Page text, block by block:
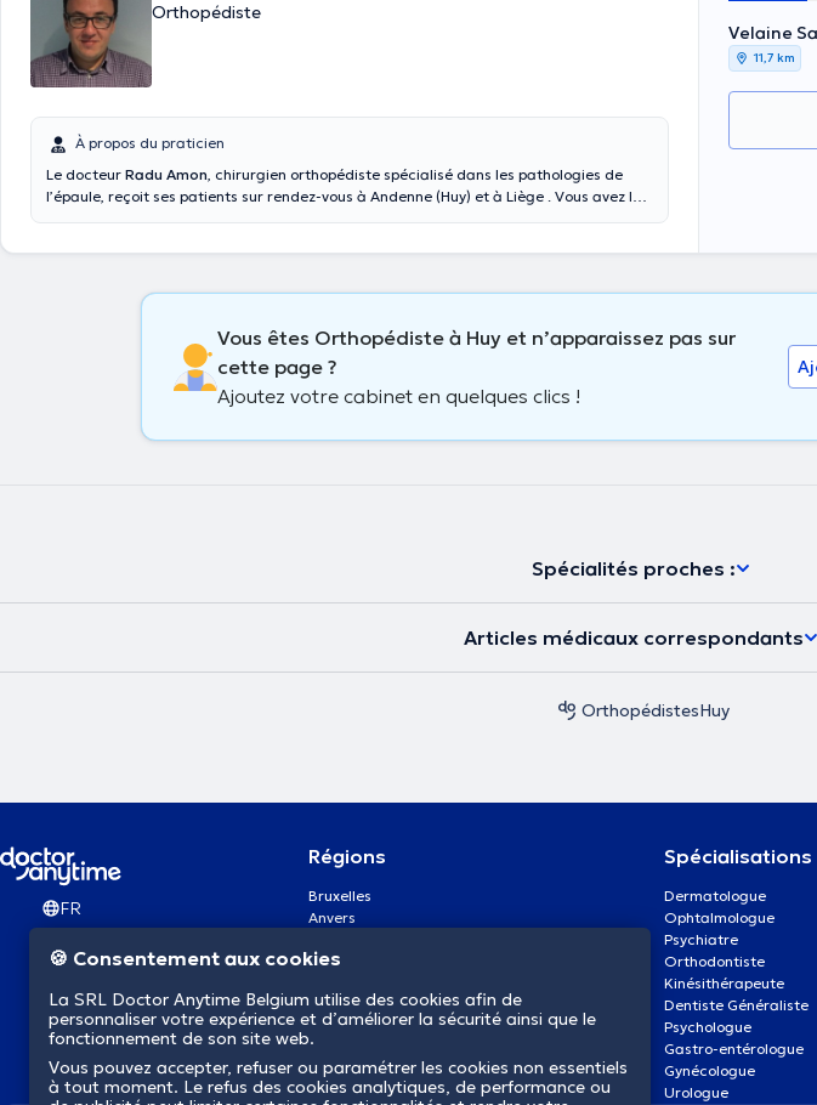
Orthopédiste
À propos du praticien
Le docteur Radu Amon, chirurgien orthopédiste spécialisé dans les pathologies de
l’épaule, reçoit ses patients sur rendez-vous à Andenne (Huy) et à Liège . Vous avez la
en français, en anglais et en roumain.
Velaine
11,7 km
Vous êtes Orthopédiste à Huy et n’apparaissez pas sur
cette page ?
Ajoutez votre cabinet en quelques clics !
Spécialités proches :
Articles médicaux correspondants
OrthopédistesHuy
FR
Régions
Bruxelles
Anvers
Charleroi
Bruges
Namur
Louvain
Mons
Aalst Flandre-Orientale
Spécialisations
Dermatologue
Ophtalmologue
Psychiatre
Orthodontiste
Kinésithérapeute
Dentiste Généraliste
Psychologue
Gastro-entérologue
Gynécologue
Urologue
🍪 Consentement aux cookies
La SRL Doctor Anytime Belgium utilise des cookies afin de
personnaliser votre expérience et d’améliorer la sécurité ainsi que le
fonctionnement de son site web.
Vous pouvez accepter, refuser ou paramétrer les cookies non essentiels
à tout moment. Le refus des cookies analytiques, de performance ou